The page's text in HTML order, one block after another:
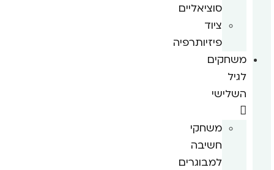
סוציאליים
ציוד
פיזיותרפיה
משחקים
לגיל
השלישי
משחקי
חשיבה
למבוגרים